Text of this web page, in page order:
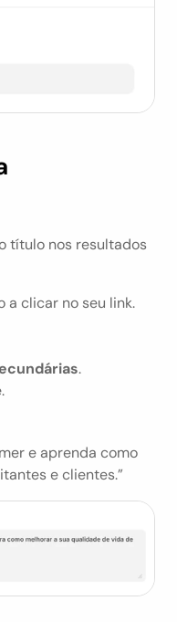
título nos resultados
a clicar no seu link.
.
e aprenda como
e clientes.”